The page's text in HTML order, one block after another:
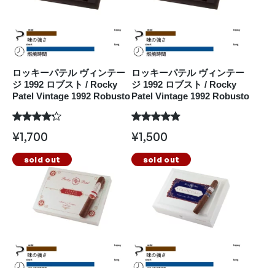
ロッキーパテル ヴィンテー
ジ 1992 ロブスト / Rocky
Patel Vintage 1992 Robusto
¥1,700
ロッキーパテル ヴィンテー
ジ 1992 ロブスト / Rocky
Patel Vintage 1992 Robusto
¥1,500
sold out sold out